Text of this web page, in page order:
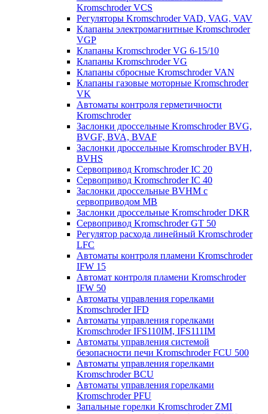
Kromschroder VCS
Регуляторы Kromschroder VAD, VAG, VAV
Клапаны электромагнитные Kromschroder
VGP
Клапаны Kromschroder VG 6-15/10
Клапаны Kromschroder VG
Клапаны сбросные Kromschroder VAN
Клапаны газовые моторные Kromschroder
VK
Автоматы контроля герметичности
Kromschroder
Заслонки дроссельные Kromschroder BVG,
BVGF, BVA, BVAF
Заслонки дроссельные Kromschroder BVH,
BVHS
Сервопривод Kromschroder IC 20
Сервопривод Kromschroder IC 40
Заслонки дроссельные BVHM с
сервоприводом МВ
Заслонки дроссельные Kromschroder DKR
Cервопривод Kromschroder GT 50
Регулятор расхода линейный Kromschroder
LFC
Автоматы контроля пламени Kromschroder
IFW 15
Автомат контроля пламени Kromschroder
IFW 50
Автоматы управления горелками
Kromschroder IFD
Автоматы управления горелками
Kromschroder IFS110IM, IFS111IM
Автоматы управления системой
безопасности печи Kromschroder FCU 500
Автоматы управления горелками
Kromschroder BCU
Автоматы управления горелками
Kromschroder PFU
Запальные горелки Kromschroder ZМI